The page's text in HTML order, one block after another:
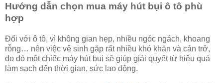
Hướng dẫn chọn mua máy hút bụi ô tô phù
hợp
Đối với ô tô, vì không gian hẹp, nhiều ngóc ngách, khoang
rỗng… nên việc vệ sinh gặp rất nhiều khó khăn và cản trở,
do đó một chiếc máy hút bụi sẽ giúp giải quyết từ hiệu quả
làm sạch đến thời gian, sức lao động.